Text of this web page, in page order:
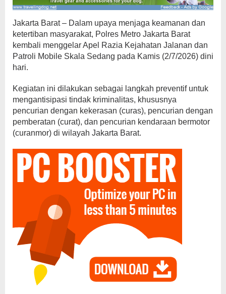
Jakarta Barat – Dalam upaya menjaga keamanan dan
ketertiban masyarakat, Polres Metro Jakarta Barat
kembali menggelar Apel Razia Kejahatan Jalanan dan
Patroli Mobile Skala Sedang pada Kamis (2/7/2026) dini
hari.
Kegiatan ini dilakukan sebagai langkah preventif untuk
mengantisipasi tindak kriminalitas, khususnya
pencurian dengan kekerasan (curas), pencurian dengan
pemberatan (curat), dan pencurian kendaraan bermotor
(curanmor) di wilayah Jakarta Barat.